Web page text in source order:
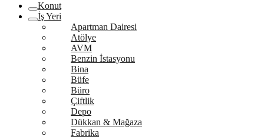
Konut
İş Yeri
Apartman Dairesi
Atölye
AVM
Benzin İstasyonu
Bina
Büfe
Büro
Çiftlik
Depo
Dükkan & Mağaza
Fabrika